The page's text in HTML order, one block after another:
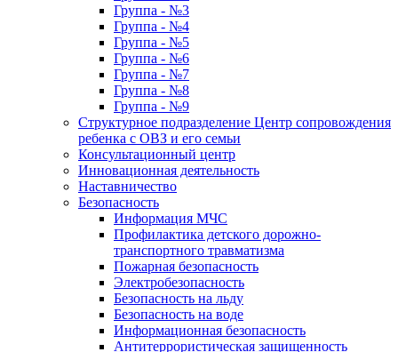
Группа - №3
Группа - №4
Группа - №5
Группа - №6
Группа - №7
Группа - №8
Группа - №9
Структурное подразделение Центр сопровождения
ребенка с ОВЗ и его семьи
Консультационный центр
Инновационная деятельность
Наставничество
Безопасность
Информация МЧС
Профилактика детского дорожно-
транспортного травматизма
Пожарная безопасность
Электробезопасность
Безопасность на льду
Безопасность на воде
Информационная безопасность
Антитеррористическая защищенность